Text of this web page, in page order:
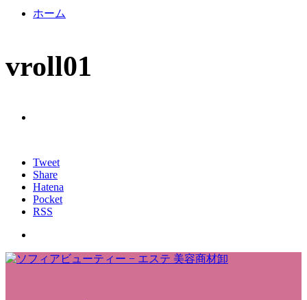
ホーム
vroll01
Tweet
Share
Hatena
Pocket
RSS